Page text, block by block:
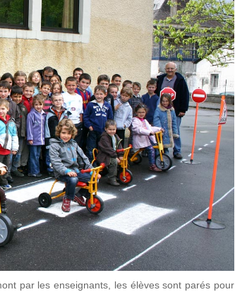
par les enseignants, les élèves sont parés pour